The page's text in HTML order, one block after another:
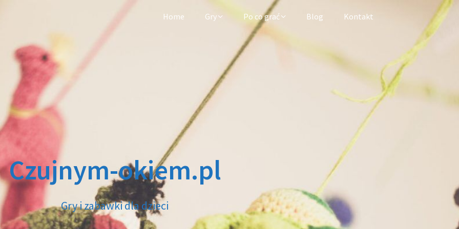
Home Gry Po co grać Blog Kontakt
Czujnym-okiem.pl
Gry i zabawki dla dzieci